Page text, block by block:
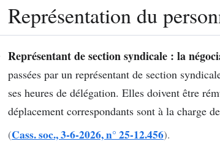
Représentation du
Représentant de section syndicale : la
passées par un représentant de section
ses heures de délégation. Elles doivent être
déplacement correspondants sont à la charge
(Cass. soc., 3-6-2026, n° 25-12.456).